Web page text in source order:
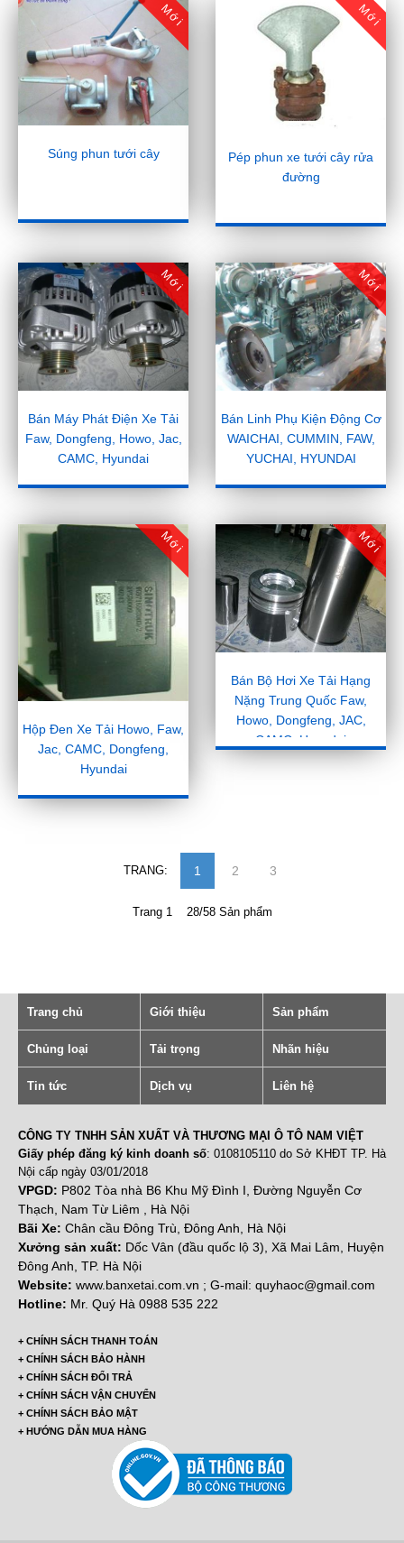
Mới
Súng phun tưới cây
Mới
Pép phun xe tưới cây rửa
đường
Mới
Bán Máy Phát Điện Xe Tải
Faw, Dongfeng, Howo, Jac,
CAMC, Hyundai
Mới
Bán Linh Phụ Kiện Động Cơ
WAICHAI, CUMMIN, FAW,
YUCHAI, HYUNDAI
Mới
Hộp Đen Xe Tải Howo, Faw,
Jac, CAMC, Dongfeng,
Hyundai
Mới
Bán Bộ Hơi Xe Tải Hạng
Nặng Trung Quốc Faw,
Howo, Dongfeng, JAC,
CAMC, Hyundai
TRANG: 1 2 3
Trang 1 28/58 Sản phẩm
Trang chủ Giới thiệu Sản phẩm
Chủng loại Tải trọng Nhãn hiệu
Tin tức Dịch vụ Liên hệ
CÔNG TY TNHH SẢN XUẤT VÀ THƯƠNG MẠI Ô TÔ NAM VIỆT
Giấy phép đăng ký kinh doanh số: 0108105110 do Sở KHĐT TP. Hà
Nội cấp ngày 03/01/2018
VPGD: P802 Tòa nhà B6 Khu Mỹ Đình I, Đường Nguyễn Cơ
Thạch, Nam Từ Liêm , Hà Nội
Bãi Xe: Chân cầu Đông Trù, Đông Anh, Hà Nội
Xưởng sản xuất: Dốc Vân (đầu quốc lộ 3), Xã Mai Lâm, Huyện
Đông Anh, TP. Hà Nội
Website: www.banxetai.com.vn ; G-mail: quyhaoc@gmail.com
Hotline: Mr. Quý Hà 0988 535 222
+ CHÍNH SÁCH THANH TOÁN
+ CHÍNH SÁCH BẢO HÀNH
+ CHÍNH SÁCH ĐỔI TRẢ
+ CHÍNH SÁCH VẬN CHUYỂN
+ CHÍNH SÁCH BẢO MẬT
+ HƯỚNG DẪN MUA HÀNG